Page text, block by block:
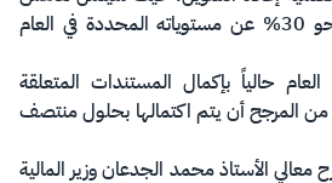
تكلفة التمويل انخفاضاً بنحو 30% عن مستوياته المحددة في العام
حالياً بإكمال المستندات المتعلقة
من المرجح أن يتم اكتمالها بحلول منتصف
معالي الأستاذ محمد الجدعان وزير المالية